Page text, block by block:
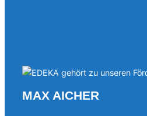
MAX AICHER